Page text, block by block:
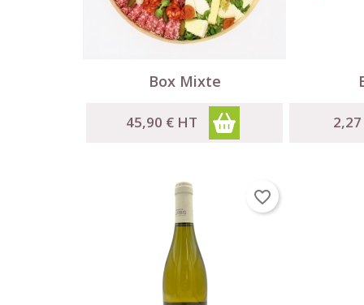
Box Mixte
45,90 € HT
Aperçu rapide 
favorite_border